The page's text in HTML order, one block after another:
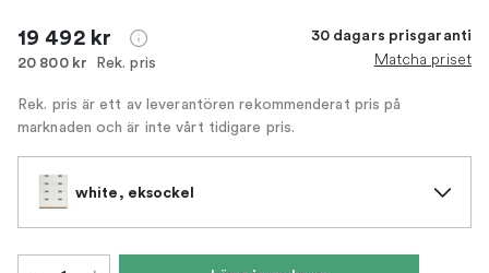
19 492 kr
20 800 kr Rek. pris
30 dagars prisgaranti
Matcha priset
Rek. pris är ett av leverantören rekommenderat pris på
marknaden och är inte vårt tidigare pris.
white, eksockel